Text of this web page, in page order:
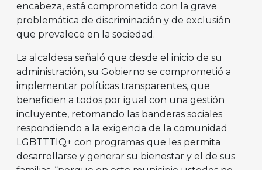
encabeza, está comprometido con la grave
problemática de discriminación y de exclusión
que prevalece en la sociedad.
La alcaldesa señaló que desde el inicio de su
administración, su Gobierno se comprometió a
implementar políticas transparentes, que
beneficien a todos por igual con una gestión
incluyente, retomando las banderas sociales
respondiendo a la exigencia de la comunidad
LGBTTTIQ+ con programas que les permita
desarrollarse y generar su bienestar y el de sus